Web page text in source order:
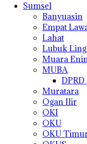
Sumsel
Banyuasin
Empat
Lahat
Lubuk
Muara
MUBA
Muratara
Ogan Ilir
OKI
OKU
OKU